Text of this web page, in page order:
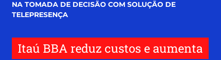
NA TOMADA DE DECISÃO COM SOLUÇÃO DE
TELEPRESENÇA
Itaú BBA reduz custos e aumenta